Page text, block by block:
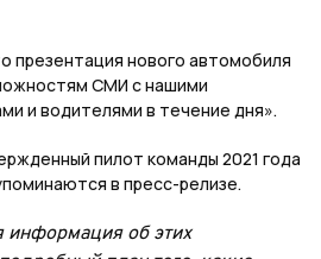
презентация нового автомобиля
СМИ с нашими
и водителями в течение дня».
пилот команды 2021 года
в пресс-релизе.
информация об этих